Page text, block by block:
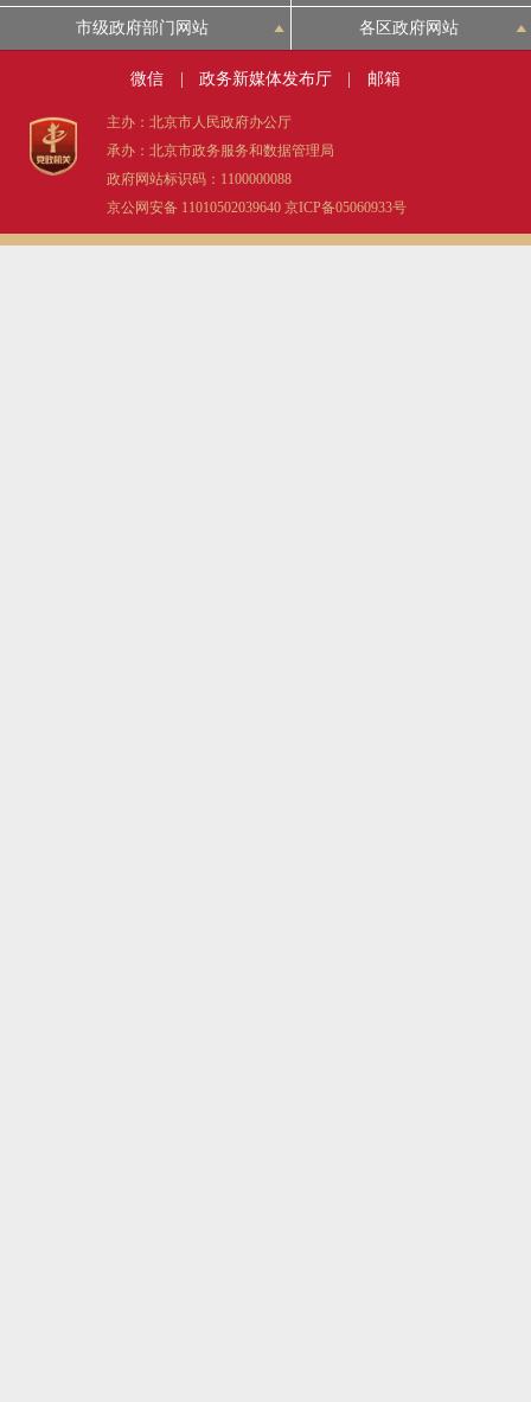
市级政府部门网站 各区政府网站
微信 政务新媒体发布厅 邮箱
主办：北京市人民政府办公厅
承办：北京市政务服务和数据管理局
政府网站标识码：1100000088
京公网安备 11010502039640 京ICP备05060933号